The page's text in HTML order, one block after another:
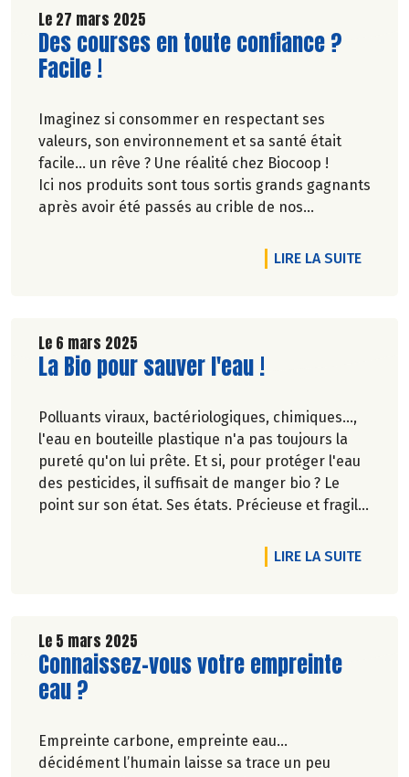
Découvrez celui d'Avril 2025 !
Le 27 mars 2025
Lire la suite de l'article
Des courses en toute confiance ?
Facile !
Imaginez si consommer en respectant ses
valeurs, son environnement et sa santé était
facile… un rêve ? Une réalité chez Biocoop !
Ici nos produits sont tous sortis grands gagnants
après avoir été passés au crible de nos
LIRE LA SUITEDE
Le 6 mars 2025
Lire la suite de l'article
La Bio pour sauver l'eau !
Polluants viraux, bactériologiques, chimiques...,
l'eau en bouteille plastique n'a pas toujours la
pureté qu'on lui prête. Et si, pour protéger l'eau
des pesticides, il suffisait de manger bio ? Le
point sur son état. Ses états. Précieuse et fragile,
climatique, le temps ne serait-il pas venu de
LIRE LA SUITEDE
Le 5 mars 2025
Lire la suite de l'article
Connaissez-vous votre empreinte
eau ?
Empreinte carbone, empreinte eau…
décidément l’humain laisse sa trace un peu